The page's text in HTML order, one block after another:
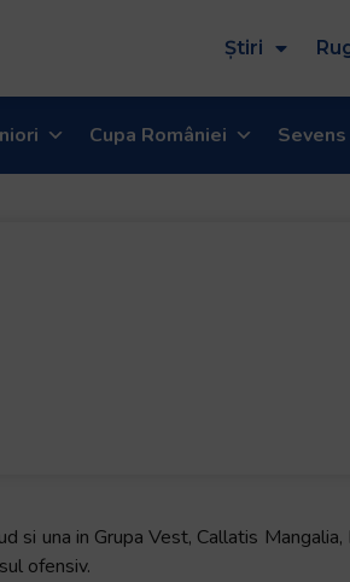
Știri
Cupa României Sevens
si una in Grupa Vest, Callatis
ofensiv.